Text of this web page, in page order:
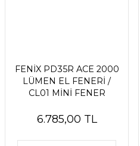
FENİX PD35R ACE 2000
LÜMEN EL FENERİ /
CL01 MİNİ FENER
6.785,00 TL